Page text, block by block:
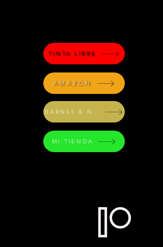
TINTA LIBRE
AMAZON
BARNES & NOBLE
MI TIENDA